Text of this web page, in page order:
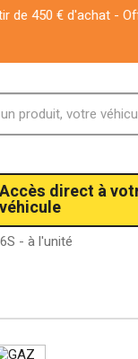
- Offre réservée
Accès direct à
véhicule
- à l'unité